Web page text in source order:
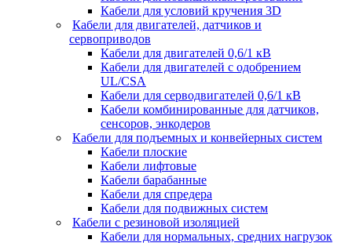
Кабели для условий кручения 3D
Кабели для двигателей, датчиков и
сервоприводов
Кабели для двигателей 0,6/1 кВ
Кабели для двигателей с одобрением
UL/CSA
Кабели для серводвигателей 0,6/1 кВ
Кабели комбинированные для датчиков,
cенсоров, энкодеров
Кабели для подъемных и конвейерных систем
Кабели плоские
Кабели лифтовые
Кабели барабанные
Кабели для спредера
Кабели для подвижных систем
Кабели с резиновой изоляцией
Кабели для нормальных, средних нагрузок